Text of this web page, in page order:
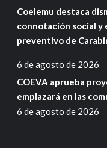
Coelemu destaca
connotación social y
preventivo de
6 de agosto de 2026
COEVA aprueba
emplazará en las
6 de agosto de 2026